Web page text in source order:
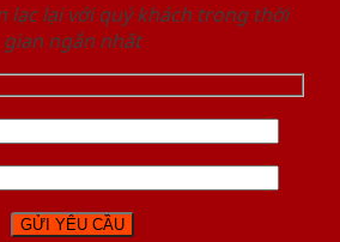
lạc lại với quý khách trong thời
gian ngắn nhất